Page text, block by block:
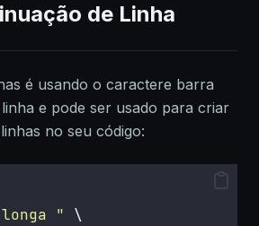
de Linha
é usando o caractere barra
e pode ser usado para criar
no seu código:
" \